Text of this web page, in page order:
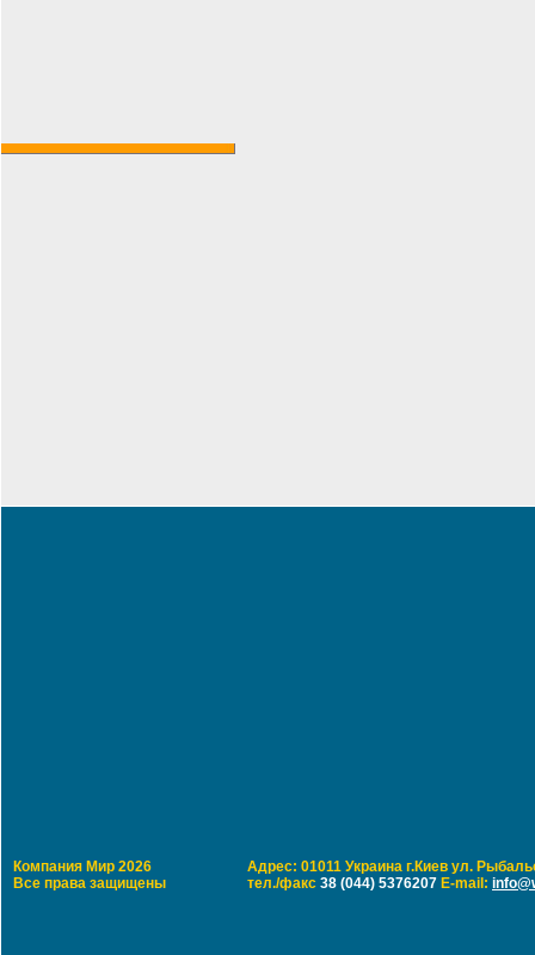
Компания Мир 2026
Все права защищены
Адрес: 01011 Украина г.Киев ул.
тел./факс 38 (044) 5376207 E-mail: